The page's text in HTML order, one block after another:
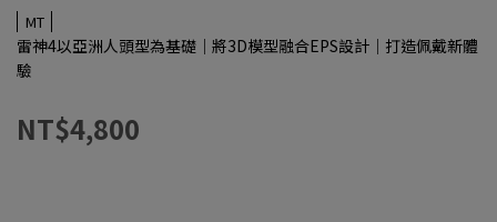
MT
雷神4以亞洲人頭型為基礎｜將3D模型融合EPS設計｜打造佩戴新體
驗
NT$4,800